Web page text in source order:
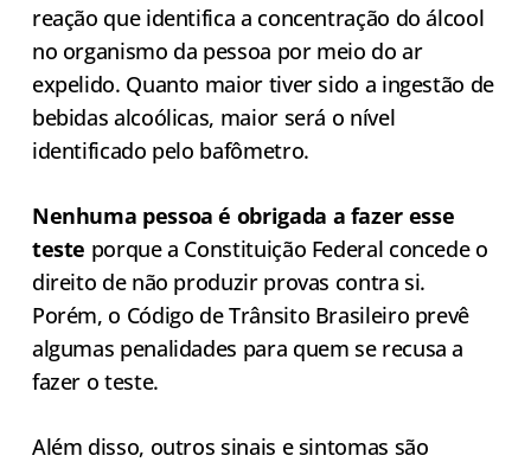
reação que identifica a concentração do álcool
no organismo da pessoa por meio do ar
expelido. Quanto maior tiver sido a ingestão de
bebidas alcoólicas, maior será o nível
identificado pelo bafômetro.
Nenhuma pessoa é obrigada a fazer esse
teste porque a Constituição Federal concede o
direito de não produzir provas contra si.
Porém, o Código de Trânsito Brasileiro prevê
algumas penalidades para quem se recusa a
fazer o teste.
Além disso, outros sinais e sintomas são